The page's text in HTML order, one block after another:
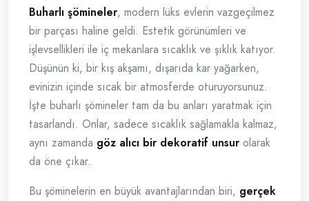
Buharlı şömineler, modern lüks evlerin vazgeçilmez
bir parçası haline geldi. Estetik görünümleri ve
işlevsellikleri ile iç mekanlara sıcaklık ve şıklık katıyor.
Düşünün ki, bir kış akşamı, dışarıda kar yağarken,
evinizin içinde sıcak bir atmosferde oturuyorsunuz.
İşte buharlı şömineler tam da bu anları yaratmak için
tasarlandı. Onlar, sadece sıcaklık sağlamakla kalmaz,
aynı zamanda göz alıcı bir dekoratif unsur olarak
da öne çıkar.
Bu şöminelerin en büyük avantajlarından biri, gerçek